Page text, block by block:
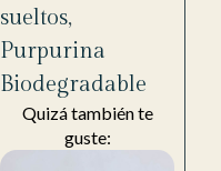
sueltos,
Purpurina
Biodegradable
Quizá también te
guste: